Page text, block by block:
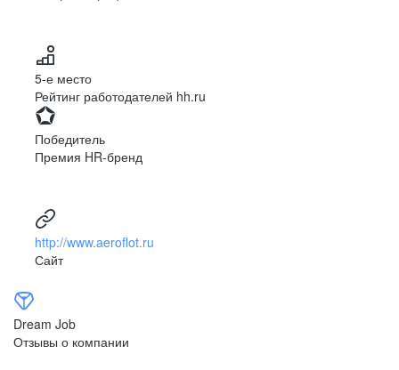
5-е место
Рейтинг работодателей hh.ru
Победитель
Премия HR-бренд
http://www.aeroflot.ru
Сайт
Dream Job
Отзывы о компании